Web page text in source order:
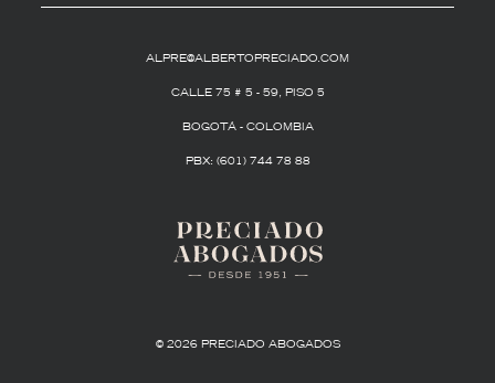
ALPRE@ALBERTOPRECIADO.COM
CALLE 75 # 5 - 59, PISO 5
BOGOTÁ - COLOMBIA
PBX: (601) 744 78 88
© 2026 PRECIADO ABOGADOS